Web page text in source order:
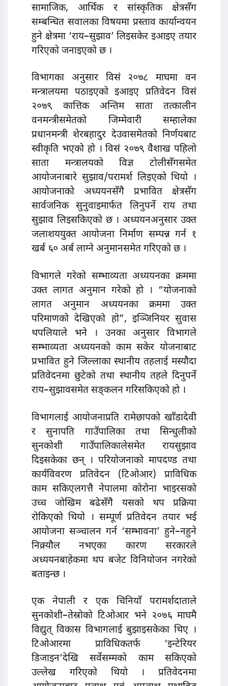
सामाजिक, आर्थिक र सांस्कृतिक क्षेत्रसँग
सम्बन्धित सवालका विषयमा प्रस्ताव कार्यान्वयन
हुने क्षेत्रमा ‘राय–सुझाव’ लिइसकेर इआइए तयार
गरिएको जनाइएको छ ।
विभागका अनुसार विसं २०७८ माघमा वन
मन्त्रालयमा पठाइएको इआइए प्रतिवेदन विसं
२०७९ कात्तिक अन्तिम साता तत्कालीन
वनमन्त्रीसमेतको जिम्मेवारी सम्हालेका
प्रधानमन्त्री शेरबहादुर देउवासमेतको निर्णयबाट
स्वीकृति भएको हो । विसं २०७९ वैशाख पहिलो
साता मन्त्रालयको विज्ञ टोलीसँगसमेत
आयोजनाबारे सुझाव/परामर्श लिइएको थियो ।
आयोजनाको अध्ययनसँगै प्रभावित क्षेत्रसँग
सार्वजनिक सुनुवाइमार्फत लिनुपर्ने राय तथा
सुझाव लिइसकिएको छ । अध्ययनअनुसार उक्त
जलाशययुक्त आयोजना निर्माण सम्पन्न गर्न १
खर्ब ६० अर्ब लाग्ने अनुमानसमेत गरिएको छ ।
विभागले गरेको सम्भाव्यता अध्ययनका क्रममा
उक्त लागत अनुमान गरेको हो । “योजनाको
लागत अनुमान अध्ययनका क्रममा उक्त
परिमाणको देखिएको हो”, इञ्जिनियर सुवास
थपलियाले भने । उनका अनुसार विभागले
सम्भाव्यता अध्ययनको काम सकेर योजनाबाट
प्रभावित हुने जिल्लाका स्थानीय तहलाई मस्यौदा
प्रतिवेदनमा छुटेको तथा स्थानीय तहले दिनुपर्ने
राय–सुझावसमेत सङ्कलन गरिसकिएको हो ।
विभागलाई आयोजनाप्रति रामेछापको खाँडादेवी
र सुनापति गाउँपालिका तथा सिन्धुलीको
सुनकोशी गाउँपालिकालेसमेत रायसुझाव
दिइसकेका छन् । परियोजनाको मापदण्ड तथा
कार्यविवरण प्रतिवेदन (टिओआर) प्राविधिक
काम सकिएलगत्तै नेपालमा कोरोना भाइरसको
उच्च जोखिम बढेसँगै यसको थप प्रक्रिया
रोकिएको थियो । सम्पूर्ण प्रतिवेदन तयार भई
आयोजना सञ्चालन गर्न ‘सम्भावना’ हुने–नहुने
निक्र्यौल नभएका कारण सरकारले
अध्ययनबाहेकमा थप बजेट विनियोजन नगरेको
बताइन्छ ।
एक नेपाली र एक चिनियाँ परामर्शदाताले
सुनकोशी–तेस्रोको टिओआर भने २०७६ माघमै
विद्युत् विकास विभागलाई बुझाइसकेका थिए ।
टिओआरमा प्राविधिकतर्फ ‘इन्टेरियर
डिजाइन’देखि सर्वेसम्मको काम सकिएको
उल्लेख गरिएको थियो । प्रतिवेदनमा